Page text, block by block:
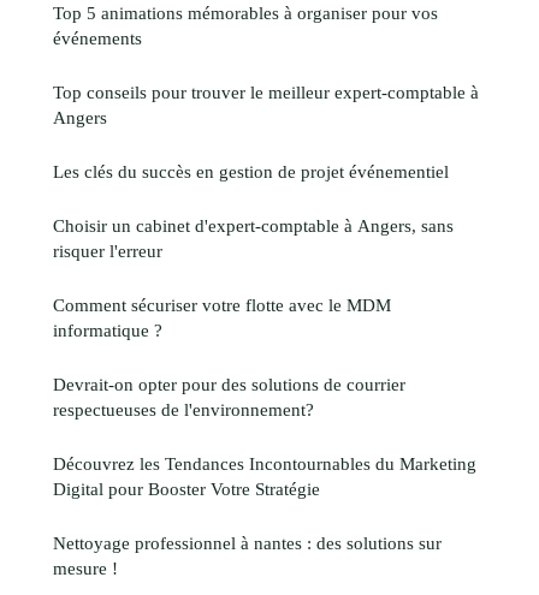
Top 5 animations mémorables à organiser pour vos
événements
Top conseils pour trouver le meilleur expert-comptable à
Angers
Les clés du succès en gestion de projet événementiel
Choisir un cabinet d'expert-comptable à Angers, sans
risquer l'erreur
Comment sécuriser votre flotte avec le MDM
informatique ?
Devrait-on opter pour des solutions de courrier
respectueuses de l'environnement?
Découvrez les Tendances Incontournables du Marketing
Digital pour Booster Votre Stratégie
Nettoyage professionnel à nantes : des solutions sur
mesure !